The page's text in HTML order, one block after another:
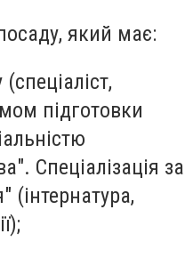
який має:
підготовки
Спеціалізація за
(інтернатура,